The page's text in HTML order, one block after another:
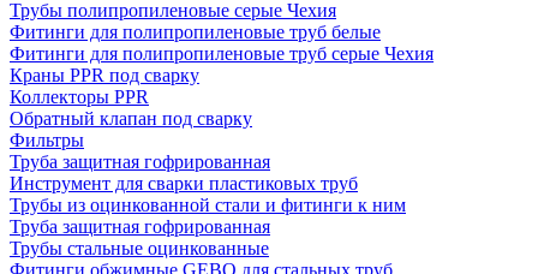
Трубы полипропиленовые серые Чехия
Фитинги для полипропиленовые труб белые
Фитинги для полипропиленовые труб серые Чехия
Краны PPR под сварку
Коллекторы PPR
Обратный клапан под сварку
Фильтры
Труба защитная гофрированная
Инструмент для сварки пластиковых труб
Трубы из оцинкованной стали и фитинги к ним
Труба защитная гофрированная
Трубы стальные оцинкованные
Фитинги обжимные GEBO для стальных труб